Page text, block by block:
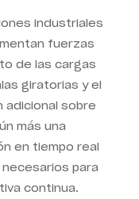
industriales
fuerzas
de las cargas
giratorias y el
adicional sobre
más una
en tiempo real
para
continua.